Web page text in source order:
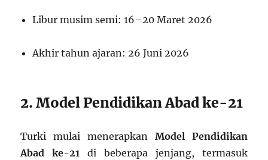
Libur musim semi: 16–20 Maret 2026
Akhir tahun ajaran: 26 Juni 2026
2. Model Pendidikan Abad ke-21
Turki mulai menerapkan Model Pendidikan
Abad ke-21 di beberapa jenjang, termasuk